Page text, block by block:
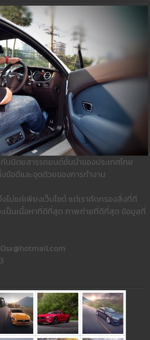
บนิตยสารรถยนต์ชั้นนำของประเทศไทย
ข้อดีและจุดด้วยของการทำงาน
ม่แค่เพียงเว็บไซต์ แต่เราคัดกรองสิ่งที่ดี
ะเป็นเนื้อหาที่ดีที่สุด ภาพถ่ายที่ดีที่สุด ข้อมูลที่